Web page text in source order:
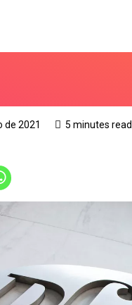
de 2021 5 minutes read